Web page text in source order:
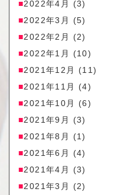
2022年4月
(3)
2022年3月
(5)
2022年2月
(2)
2022年1月
(10)
2021年12月
(11)
2021年11月
(4)
2021年10月
(6)
2021年9月
(3)
2021年8月
(1)
2021年6月
(4)
2021年4月
(3)
2021年3月
(2)